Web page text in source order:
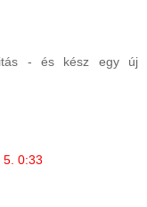
- és kész egy új
5. 0:33